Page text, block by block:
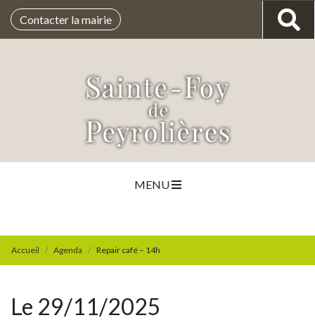
Contacter la mairie
MENU
Accueil Agenda Repair café – 14h
Le 29/11/2025